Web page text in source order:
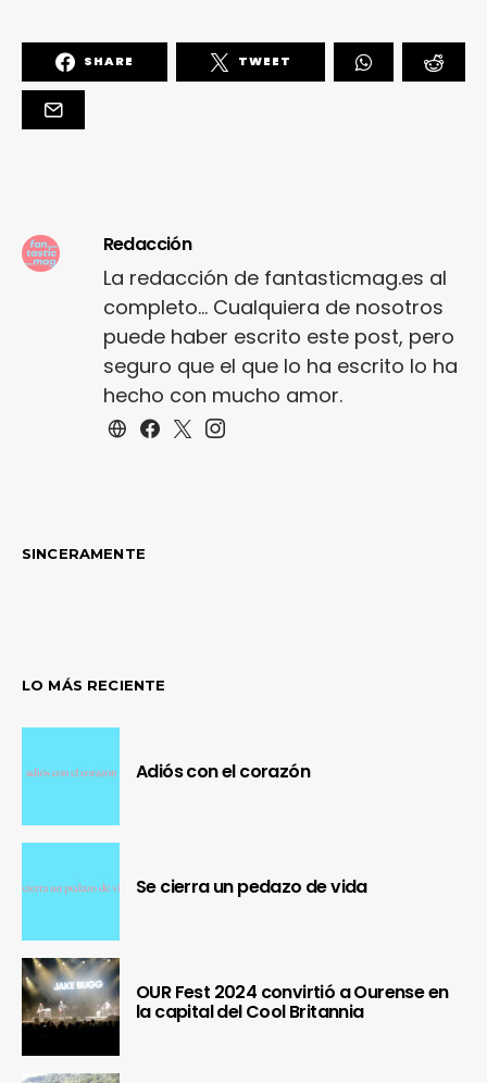
SHARE TWEET
Redacción
La redacción de fantasticmag.es al
completo... Cualquiera de nosotros
puede haber escrito este post, pero
seguro que el que lo ha escrito lo ha
hecho con mucho amor.
SINCERAMENTE
LO MÁS RECIENTE
Adiós con el corazón
Se cierra un pedazo de vida
OUR Fest 2024 convirtió a Ourense en
la capital del Cool Britannia